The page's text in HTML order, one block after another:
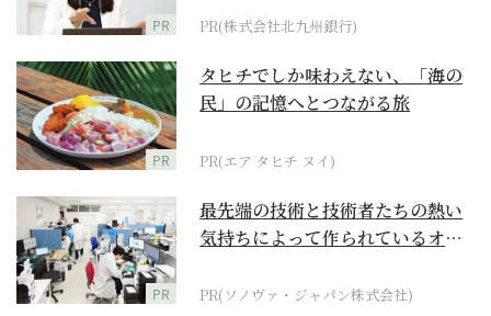
PR PR(株式会社北九州銀行)
PR
タヒチでしか味わえない、「海の
民」の記憶へとつながる旅
PR(エア タヒチ ヌイ)
PR
最先端の技術と技術者たちの熱い
気持ちによって作られているオー
PR(ソノヴァ・ジャパン株式会社)